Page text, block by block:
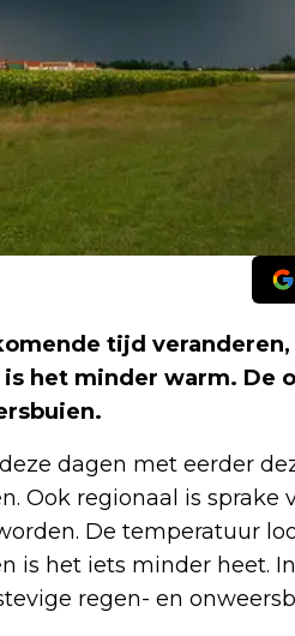
tijd
het minder warm. De
dagen met eerder
Ook regionaal is
De temperatuur
is het iets minder heet.
regen- en